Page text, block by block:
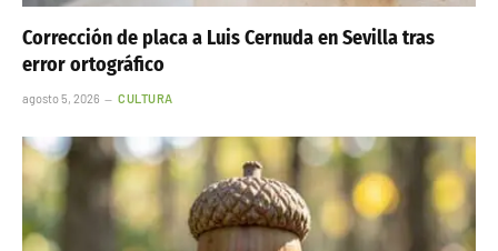
Corrección de placa a Luis Cernuda en Sevilla tras
error ortográfico
agosto 5, 2026 CULTURA